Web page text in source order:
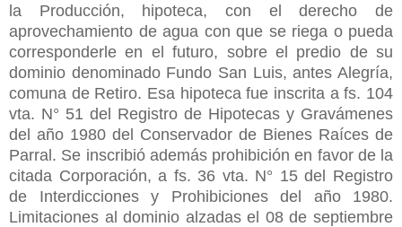
la Producción, hipoteca, con el derecho de
aprovechamiento de agua con que se riega o pueda
corresponderle en el futuro, sobre el predio de su
dominio denominado Fundo San Luis, antes Alegría,
comuna de Retiro. Esa hipoteca fue inscrita a fs. 104
vta. N° 51 del Registro de Hipotecas y Gravámenes
del año 1980 del Conservador de Bienes Raíces de
Parral. Se inscribió además prohibición en favor de la
citada Corporación, a fs. 36 vta. N° 15 del Registro
de Interdicciones y Prohibiciones del año 1980.
Limitaciones al dominio alzadas el 08 de septiembre